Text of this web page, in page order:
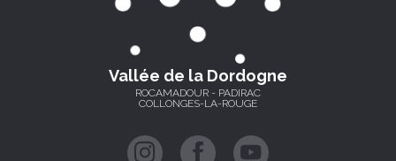
Vallée de la Dordogne
ROCAMADOUR - PADIRAC
COLLONGES-LA-ROUGE